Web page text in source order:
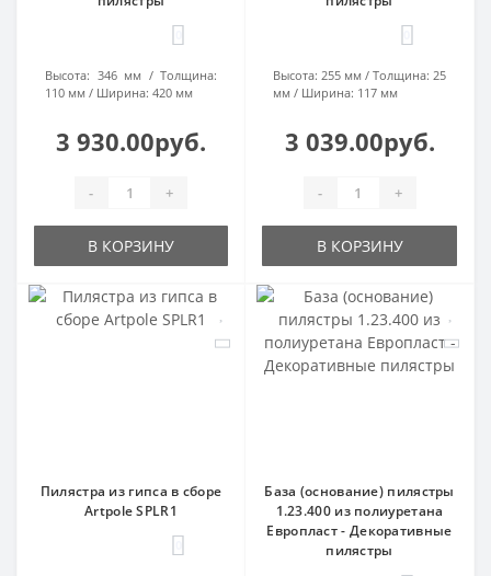
Высота: 346 мм
Толщина:
110 мм
Ширина: 420 мм
3 930.00руб.
- +
В КОРЗИНУ
Высота: 255 мм Толщина: 25
мм
Ширина: 117 мм
3 039.00руб.
- +
В КОРЗИНУ
Пилястра из гипса в сборе
Artpole SPLR1
База (основание) пилястры
1.23.400 из полиуретана
Европласт - Декоративные
пилястры